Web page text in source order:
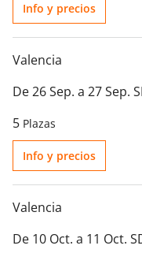
Info y precios
Valencia
De 26 Sep. a 27 Sep.
5 Plazas
Info y precios
Valencia
De 10 Oct. a 11 Oct.